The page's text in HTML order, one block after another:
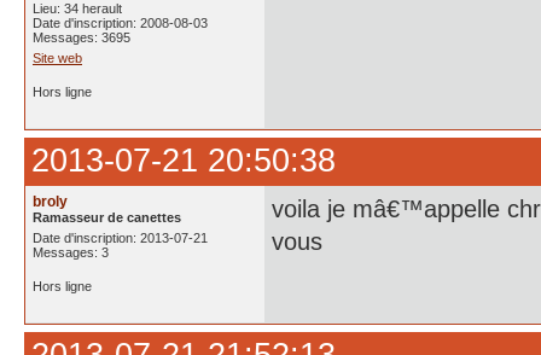
Lieu: 34 herault
Date d'inscription: 2008-08-03
Messages: 3695
Site web
Hors ligne
2013-07-21 20:50:38
broly
Ramasseur de canettes
Date d'inscription: 2013-07-21
Messages: 3
voila je mâ€™appelle
vous
Hors ligne